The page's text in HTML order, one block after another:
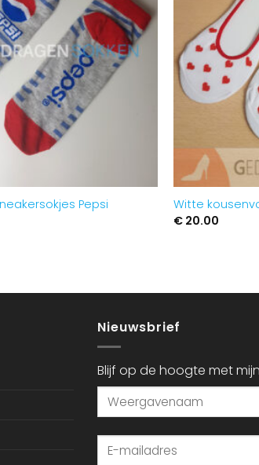
Pepsi
Witte
€20.00
Nieuwsbrief
Blijf op de hoogte met